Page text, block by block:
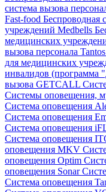
система вызова
Fast-food Беспроводная
учреждений Medbells
медицинских
вызова персонала Tantos
для медицинских
инвалидов (программа
вызова GETCALL
Системы оповещения,
Система оповещения
Система оповещения
Система оповещения
Система оповещения
оповещения MKV
оповещения Optim
оповещения Sonar
Система оповещения